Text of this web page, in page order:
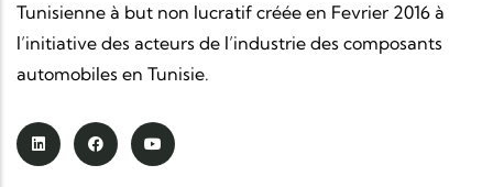
Tunisienne à but non lucratif créée en Fevrier 2016 à
l’initiative des acteurs de l’industrie des composants
automobiles en Tunisie.